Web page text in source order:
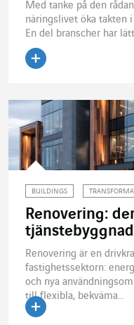
Med tanke på den
näringslivet öka takten
En del branscher har
BUILDINGS
Renovering:
Renovering är en
fastighetssektorn:
och nya
till flexibla, bekväma...